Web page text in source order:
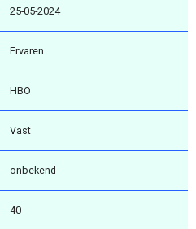
25-05-2024
Ervaren
HBO
Vast
onbekend
40